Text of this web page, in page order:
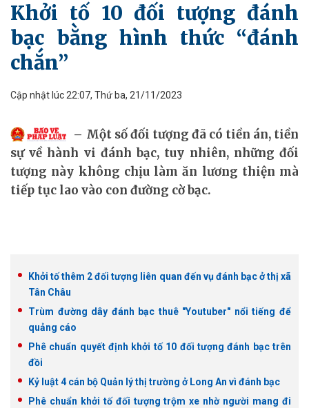
Khởi tố 10 đối tượng đánh
bạc bằng hình thức “đánh
chắn”
Cập nhật lúc 22:07, Thứ ba, 21/11/2023
Một số đối tượng đã có tiền án, tiền
sự về hành vi đánh bạc, tuy nhiên, những đối
tượng này không chịu làm ăn lương thiện mà
tiếp tục lao vào con đường cờ bạc.
Khởi tố thêm 2 đối tượng liên quan đến vụ đánh bạc ở thị xã
Tân Châu
Trùm đường dây đánh bạc thuê "Youtuber" nổi tiếng để
quảng cáo
Phê chuẩn quyết định khởi tố 10 đối tượng đánh bạc trên
đồi
Kỷ luật 4 cán bộ Quản lý thị trường ở Long An vì đánh bạc
Phê chuẩn khởi tố đối tượng trộm xe nhờ người mang đi